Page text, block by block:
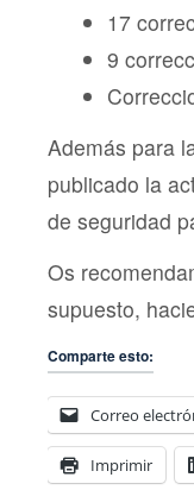
17
9
Además para
publicado la
de seguridad
Os
supuesto,
Comparte esto:
Correo
Imprimir